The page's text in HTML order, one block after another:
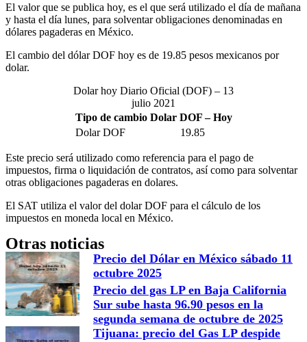
El valor que se publica hoy, es el que será utilizado el día de mañana
y hasta el día lunes, para solventar obligaciones denominadas en
dólares pagaderas en México.
El cambio del dólar DOF hoy es de 19.85 pesos mexicanos por
dolar.
Dolar hoy Diario Oficial (DOF) – 13
julio 2021
Tipo de cambio Dolar DOF – Hoy
Dolar DOF
19.85
Este precio será utilizado como referencia para el pago de
impuestos, firma o liquidación de contratos, así como para solventar
otras obligaciones pagaderas en dolares.
El SAT utiliza el valor del dolar DOF para el cálculo de los
impuestos en moneda local en México.
Otras noticias
Precio del Dólar en México sábado 11
octubre 2025
Precio del gas LP en Baja California
Sur sube hasta 96.90 pesos en la
segunda semana de octubre de 2025
Tijuana: precio del Gas LP despide